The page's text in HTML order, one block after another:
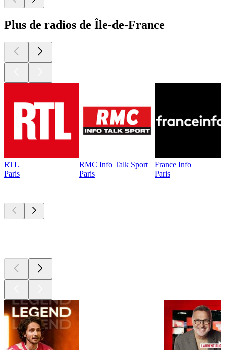
Plus de radios de Île-de-France
RTL
Paris
RMC Info Talk Sport
Paris
France Info
Paris